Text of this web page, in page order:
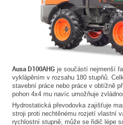
Ausa D100AHG je součástí nejmenší
vyklápěním v rozsahu 180 stupňů.
stavební práce nebo práce v obtížně
pohon 4x4 mu navíc umožňuje
Hydrostatická převodovka zajišťuje
stroji proti nechtěnému rozjetí vlastní
rychlostní stupně, může se řidič lépe